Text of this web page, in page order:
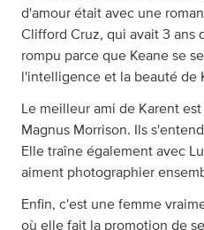
d'amour était avec une
Clifford Cruz, qui avait 3 ans
rompu parce que Keane se
l'intelligence et la beauté de
Le meilleur ami de Karent
Magnus Morrison. Ils
Elle traîne également avec
aiment photographier
Enfin, c'est une femme
où elle fait la promotion de